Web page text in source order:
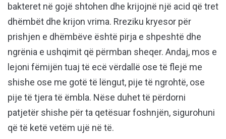
bakteret në gojë shtohen dhe krijojnë një acid që tret
dhëmbët dhe krijon vrima. Rreziku kryesor për
prishjen e dhëmbëve është pirja e shpeshtë dhe
ngrënia e ushqimit që përmban sheqer. Andaj, mos e
lejoni fëmijën tuaj të ecë vërdallë ose të flejë me
shishe ose me gotë të lëngut, pije të ngrohtë, ose
pije të tjera të ëmbla. Nëse duhet të përdorni
patjetër shishe për ta qetësuar foshnjën, sigurohuni
që të ketë vetëm ujë në të.